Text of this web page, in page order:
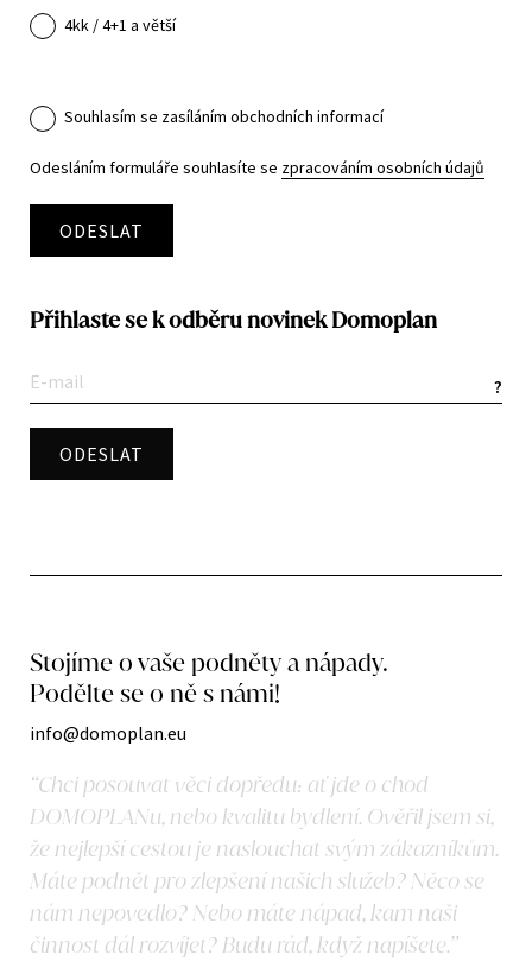
4kk / 4+1 a větší
Souhlasím se zasíláním obchodních informací
Odesláním formuláře souhlasíte se zpracováním osobních údajů
ODESLAT
Přihlaste se k odběru novinek Domoplan
?
Stojíme o vaše podněty a nápady.
Podělte se o ně s námi!
info@domoplan.eu
“Chci posouvat věci dopředu: ať jde o chod
DOMOPLANu, nebo kvalitu bydlení. Ověřil jsem si,
že nejlepší cestou je naslouchat svým zákazníkům.
Máte podnět pro zlepšení našich služeb? Něco se
nám nepovedlo? Nebo máte nápad, kam naši
činnost dál rozvíjet? Budu rád, když napíšete.”